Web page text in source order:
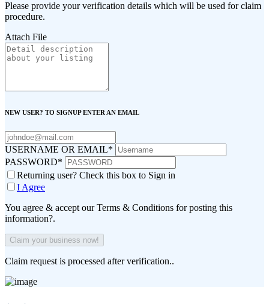
Please provide your verification details which will be used for claim
procedure.
Attach File
NEW USER? TO SIGNUP ENTER AN EMAIL
USERNAME OR EMAIL*
PASSWORD*
Returning user? Check this box to Sign in
I Agree
You agree & accept our Terms & Conditions for posting this
information?.
Claim request is processed after verification..